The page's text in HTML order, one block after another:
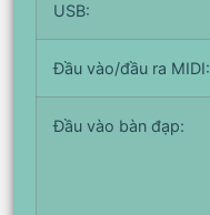
USB:
Đầu vào/đầu ra MIDI:
Đầu vào bàn đạp: